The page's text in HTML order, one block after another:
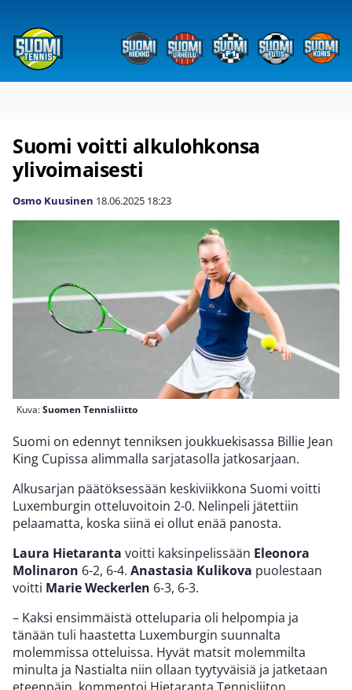
Suomi voitti alkulohkonsa
ylivoimaisesti
Osmo Kuusinen 18.06.2025 18:23
Kuva:Suomen Tennisliitto
Suomi on edennyt tenniksen joukkuekisassa Billie Jean
King Cupissa alimmalla sarjatasolla jatkosarjaan.
Alkusarjan päätöksessään keskiviikkona Suomi voitti
Luxemburgin otteluvoitoin 2-0. Nelinpeli jätettiin
pelaamatta, koska siinä ei ollut enää panosta.
Laura Hietaranta voitti kaksinpelissään Eleonora
Molinaron 6-2, 6-4. Anastasia Kulikova puolestaan
voitti Marie Weckerlen 6-3, 6-3.
– Kaksi ensimmäistä otteluparia oli helpompia ja
tänään tuli haastetta Luxemburgin suunnalta
molemmissa otteluissa. Hyvät matsit molemmilta
minulta ja Nastialta niin ollaan tyytyväisiä ja jatketaan